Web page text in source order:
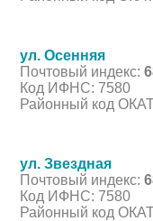
ул. Осенняя
Почтовый индекс:
Код ИФНС: 7580
Районный код
ул. Звездная
Почтовый индекс:
Код ИФНС: 7580
Районный код